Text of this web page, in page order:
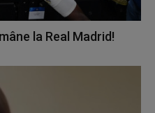
la Real Madrid!